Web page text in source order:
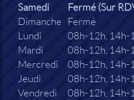
Samedi
Fermé (Sur
Dimanche Fermé
Lundi
08h-12h, 14h-
Mardi
08h-12h, 14h-
Mercredi
08h-12h, 14h-
Jeudi
08h-12h, 14h-
Vendredi
08h-12h, 14h-